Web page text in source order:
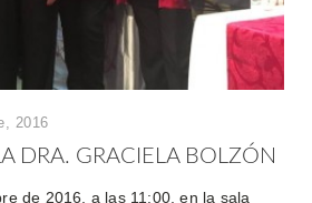
2016
DRA. GRACIELA BOLZÓN
de 2016, a las 11:00, en la sala